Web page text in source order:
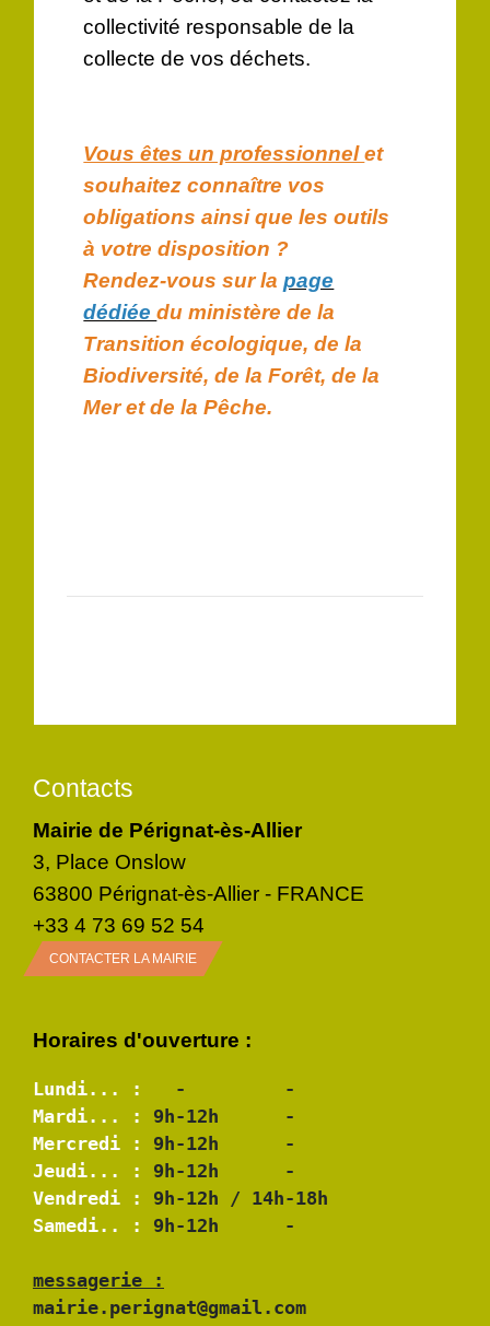
collectivité responsable de la
collecte de vos déchets.
Vous êtes un professionnelet
souhaitez connaître vos
obligations ainsi que les outils
à votre disposition ?
Rendez-vous sur lapage
dédiéedu ministère de la
Transition écologique, de la
Biodiversité, de la Forêt, de la
Mer et de la Pêche.
Contacts
Mairie de Pérignat-ès-Allier
3, Place Onslow
63800 Pérignat-ès-Allier - FRANCE
+33 4 73 69 52 54
CONTACTER LA MAIRIE
Horaires d'ouverture :
Lundi... :
Mardi... :
Mercredi :
Jeudi... :
Vendredi :
Samedi.. :
9h-12h      -
messagerie :
mairie.perignat@gmail.com